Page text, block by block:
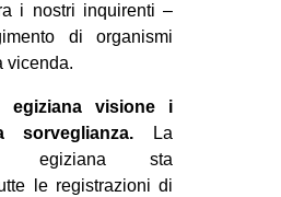
ORIENTE
ORIENTE
MONDO
i nostri inquirenti –
di organismi
vicenda.
egiziana visione i
sorveglianza. La
egiziana sta
le registrazioni di